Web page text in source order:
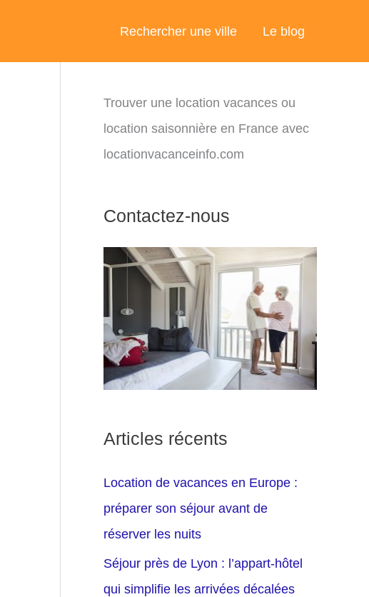
Rechercher une ville Le blog
Trouver une location vacances ou
location saisonnière en France avec
locationvacanceinfo.com
Contactez-nous
Articles récents
Location de vacances en Europe :
préparer son séjour avant de
réserver les nuits
Séjour près de Lyon : l’appart-hôtel
qui simplifie les arrivées décalées